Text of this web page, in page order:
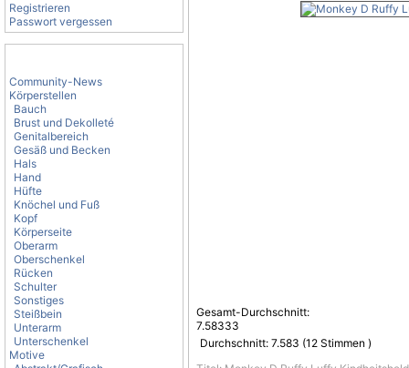
Registrieren
Passwort vergessen
Community-News
Körperstellen
Bauch
Brust und Dekolleté
Genitalbereich
Gesäß und Becken
Hals
Hand
Hüfte
Knöchel und Fuß
Kopf
Körperseite
Oberarm
Oberschenkel
Rücken
Schulter
Sonstiges
Steißbein
Unterarm
Unterschenkel
Motive
Gesamt-Durchschnitt:
7.58333
Durchschnitt: 7.583 (12 Stimmen )